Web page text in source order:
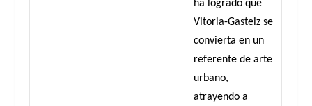
ha logrado que
Vitoria-Gasteiz se
convierta en un
referente de arte
urbano,
atrayendo a